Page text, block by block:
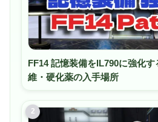
FF14 記憶装備をIL790に強化
維・硬化薬の入手場所
2